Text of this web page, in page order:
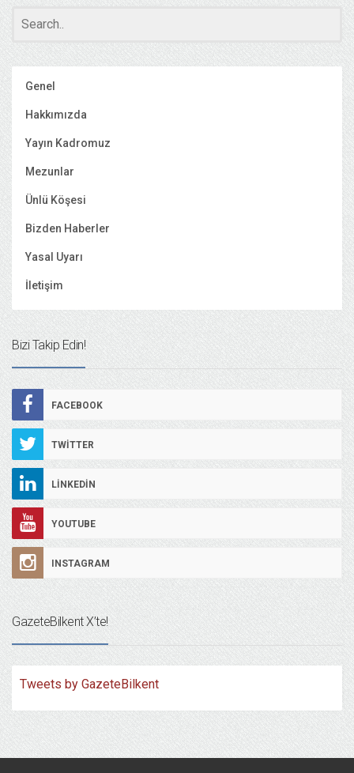
Genel
Hakkımızda
Yayın Kadromuz
Mezunlar
Ünlü Köşesi
Bizden Haberler
Yasal Uyarı
İletişim
Bizi Takip Edin!
FACEBOOK
TWITTER
LINKEDIN
YOUTUBE
INSTAGRAM
GazeteBilkent X’te!
Tweets by GazeteBilkent